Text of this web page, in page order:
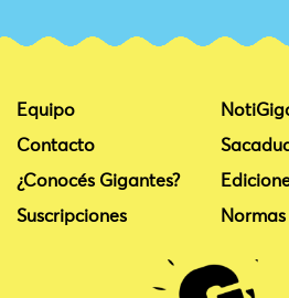
Equipo
Contacto
¿Conocés Gigantes?
Suscripciones